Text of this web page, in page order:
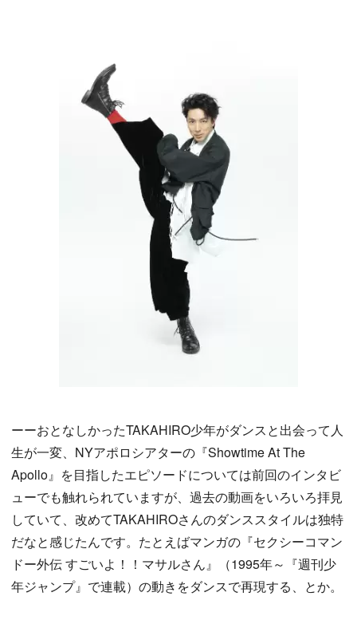
ーーおとなしかったTAKAHIRO少年がダンスと出会って人
生が一変、NYアポロシアターの『Showtime At The
Apollo』を目指したエピソードについては前回のインタビ
ューでも触れられていますが、過去の動画をいろいろ拝見
していて、改めてTAKAHIROさんのダンススタイルは独特
だなと感じたんです。たとえばマンガの『セクシーコマン
ドー外伝 すごいよ！！マサルさん』（1995年～『週刊少
年ジャンプ』で連載）の動きをダンスで再現する、とか。